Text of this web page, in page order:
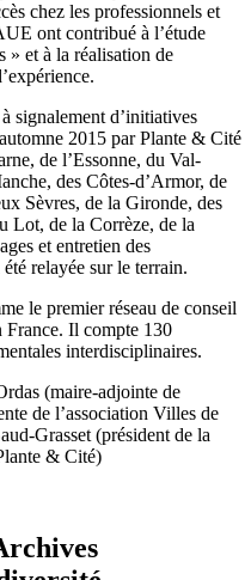
chez les professionnels et
ont contribué à l’étude
» et à la réalisation de
signalement d’initiatives
2015 par Plante & Cité
de l’Essonne, du Val-
des Côtes-d’Armor, de
Sèvres, de la Gironde, des
Lot, de la Corrèze, de la
et entretien des
relayée sur le terrain.
le premier réseau de conseil
France. Il compte 130
interdisciplinaires.
(maire-adjointe de
de l’association Villes de
Grasset (président de la
& Cité)